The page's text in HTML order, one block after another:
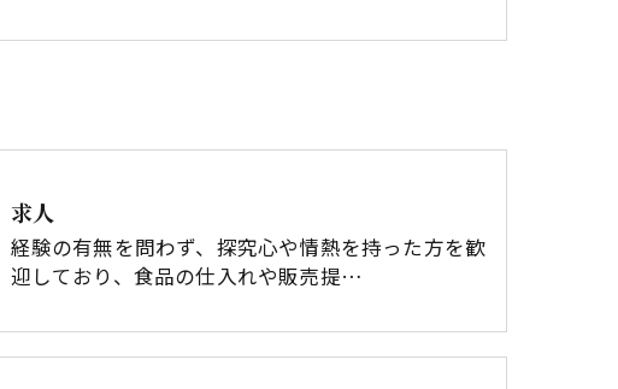
求人
経験の有無を問わず、探究心や情熱を持った方を歓
迎しており、食品の仕入れや販売提…